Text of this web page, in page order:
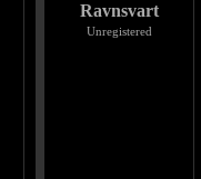
Ravnsvart
Unregistered